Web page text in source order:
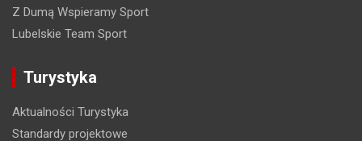
Z Dumą Wspieramy Sport
Lubelskie Team Sport
Turystyka
Aktualności Turystyka
Standardy projektowe